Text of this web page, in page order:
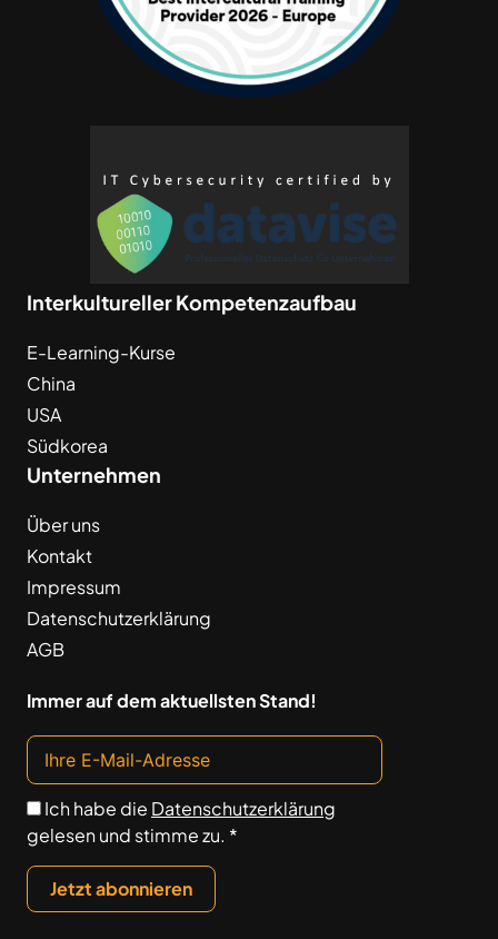
Interkultureller Kompetenzaufbau
E-Learning-Kurse
China
USA
Südkorea
Unternehmen
Über uns
Kontakt
Impressum
Datenschutzerklärung
AGB
Immer auf dem aktuellsten Stand!
Ich habe die Datenschutzerklärung
gelesen und stimme zu. *
Jetzt abonnieren